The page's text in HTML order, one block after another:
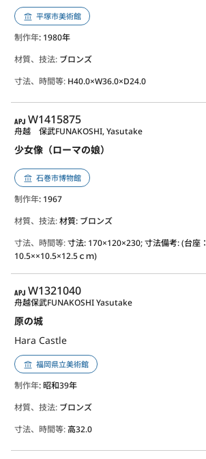
平塚市美術館
制作年: 1980年
材質、技法: ブロンズ
寸法、時間等: H40.0×W36.0×D24.0
APJ
W1415875
少女像（ローマの娘）
舟越 保武FUNAKOSHI, Yasutake
石巻市博物館
制作年: 1967
材質、技法:材質: ブロンズ
寸法、時間等:寸法: 170×120×230; 寸法備考: (台座：
10.5××10.5×12.5ｃｍ)
APJ
W1321040
原の城
Hara Castle
舟越保武FUNAKOSHI Yasutake
福岡県立美術館
制作年: 昭和39年
材質、技法: ブロンズ
寸法、時間等:高32.0